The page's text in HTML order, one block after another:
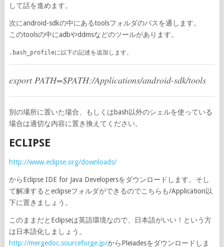
して話を進めます。
次にandroid-sdkの中にあるtoolsフォルダのパスを通します。
このtoolsの中にadbやddmsなどのツールがあります。
.bash_profileに以下の記述を追加します。
export PATH=$PATH:/Applications/android-sdk/tools
別の場所に置いた場合、もしくはbash以外のシェルを使っている
場合は適切な内容に置き換えてください。
ECLIPSE
http://www.eclipse.org/downloads/
からEclipse IDE for Java Developersをダウンロードします。そし
て解凍するとeclipseフォルダができるのでこちらも/Application以
下に置きましょう。
このままだとEclipseは英語環境なので、日本語がいい！という方
は日本語化しましょう。
http://mergedoc.sourceforge.jp/からPleiadesをダウンロードしま